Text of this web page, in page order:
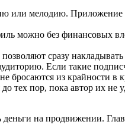
или мелодию. Приложение
можно без финансовых
позволяют сразу
Если такие
бросаются из крайности в
тех пор, пока автор их
на продвижении.